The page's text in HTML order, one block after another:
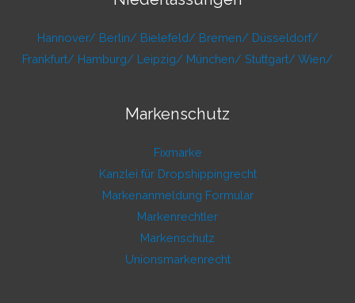
Hannover/ Berlin/ Bielefeld/ Bremen/ Düsseldorf/
Frankfurt/ Hamburg/ Leipzig/ München/ Stuttgart/ Wien/
Markenschutz
Fixmarke
Kanzlei für Dropshippingrecht
Markenanmeldung Formular
Markenrechtler
Markenschutz
Unionsmarkenrecht